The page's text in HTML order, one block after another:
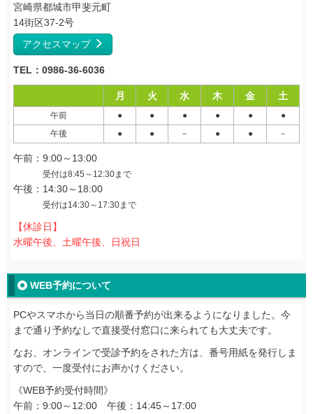
宮崎県都城市甲斐元町
14街区37-2号
アクセスマップ
TEL：0986-36-6036
月 火 水 木 金 土
午前 ● ● ● ● ●
●
午後
● ● － ● ● －
午前：9:00～13:00
受付は8:45～12:30まで
午後：14:30～18:00
受付は14:30～17:30まで
【休診日】
水曜午後、土曜午後、日祝日
WEB予約について
PCやスマホから当日の順番予約が出来るようになりました。今
まで通り予約なしで直接受付窓口に来られても大丈夫です。
なお、オンラインで受診予約をされた方は、番号用紙を発行しま
すので、一度受付にお声かけください。
《WEB予約受付時間》
午前：9:00～12:00 午後：14:45～17:00